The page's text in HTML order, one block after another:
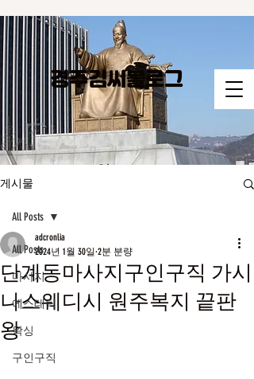
경주김씨​블로그
게시물
All Posts
마사지
에스테틱
왁싱
구인구직
All Posts
단계동마사지구인구직 가시
나스웨디시 원주복지 끝판
왕
adcronlia
2024년 1월 30일 2분 분량